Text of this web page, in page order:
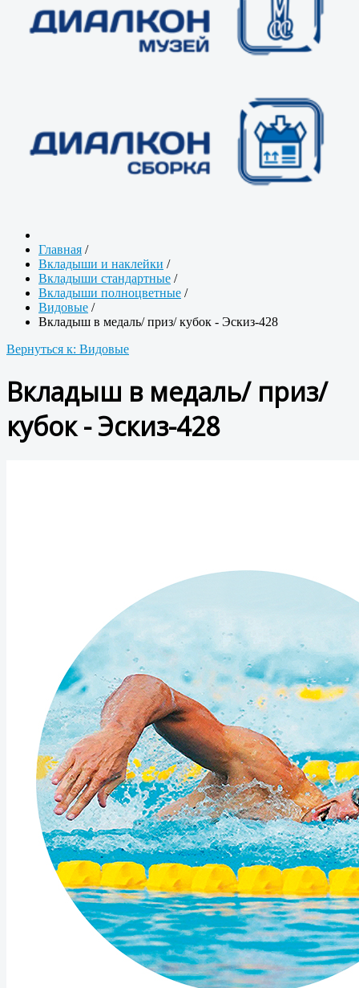
Главная /
Вкладыши и наклейки /
Вкладыши стандартные /
Вкладыши полноцветные /
Видовые /
Вкладыш в медаль/ приз/ кубок - Эскиз-428
Вернуться к: Видовые
Вкладыш в медаль/ приз/
кубок - Эскиз-428